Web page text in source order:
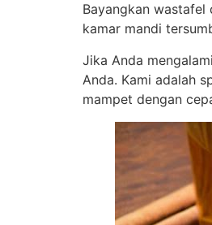
Bayangkan
kamar mandi
Jika Anda
Anda. Kami adalah
mampet dengan